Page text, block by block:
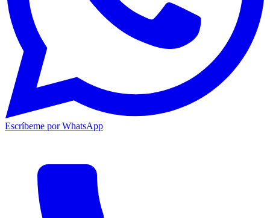
Escríbeme por WhatsApp